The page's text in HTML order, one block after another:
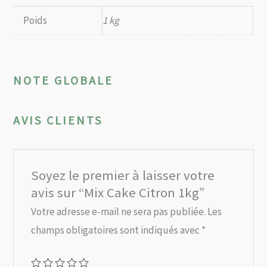
Poids 1 kg
NOTE GLOBALE
AVIS CLIENTS
Soyez le premier à laisser votre
avis sur “Mix Cake Citron 1kg”
Votre adresse e-mail ne sera pas publiée. Les
champs obligatoires sont indiqués avec *